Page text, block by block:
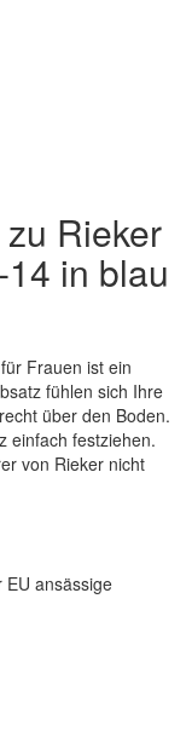
Rieker
in blau
Frauen ist ein
fühlen sich Ihre
über den Boden.
einfach festziehen.
von Rieker nicht
EU ansässige